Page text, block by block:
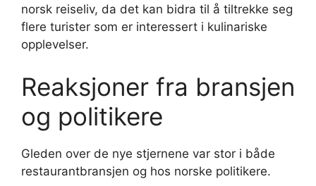
norsk reiseliv, da det kan bidra til å tiltrekke seg
flere turister som er interessert i kulinariske
opplevelser.
Reaksjoner fra bransjen
og politikere
Gleden over de nye stjernene var stor i både
restaurantbransjen og hos norske politikere.